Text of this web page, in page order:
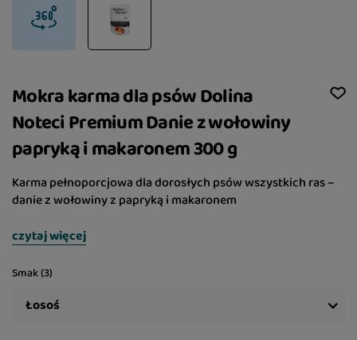
Mokra karma dla psów Dolina
Noteci Premium Danie z wołowiny
papryką i makaronem 300 g
Karma pełnoporcjowa dla dorosłych psów wszystkich ras –
danie z wołowiny z papryką i makaronem
czytaj więcej
Smak (3)
Łosoś